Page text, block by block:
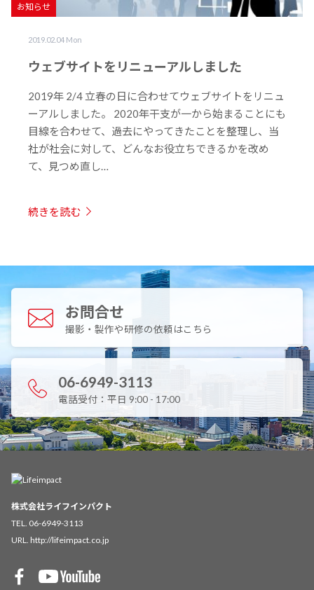
お知らせ
2019.02.04 Mon
ウェブサイトをリニューアルしました
2019年 2/4 立春の日に合わせてウェブサイトをリニュ
ーアルしました。 2020年干支が一から始まることにも
目線を合わせて、過去にやってきたことを整理し、当
社が社会に対して、どんなお役立ちできるかを改め
て、見つめ直し…
続きを読む
お問合せ
撮影・製作や研修の依頼はこちら
06-6949-3113
電話受付：平日 9:00 - 17:00
株式会社ライフインパクト
TEL. 06-6949-3113
URL. http://lifeimpact.co.jp